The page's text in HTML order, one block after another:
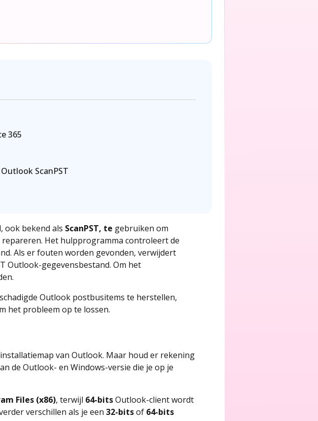
365
ScanPST
ook bekend als ScanPST, te gebruiken om
Het hulpprogramma controleert de
Als er fouten worden gevonden, verwijdert
Outlook-gegevensbestand. Om het
Outlook postbusitems te herstellen,
het probleem op te lossen.
van Outlook. Maar houd er rekening
de Outlook- en Windows-versie die je op je
Files (x86), terwijl 64-bitsOutlook-client wordt
verschillen als je een32-bitsof 64-bits